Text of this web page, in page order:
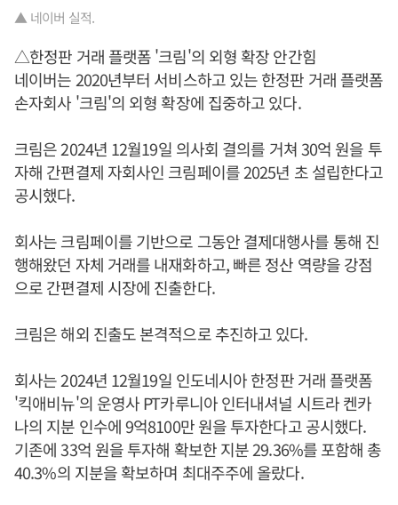
▲ 네이버 실적.
△한정판 거래 플랫폼 '크림'의 외형 확장 안간힘
네이버는 2020년부터 서비스하고 있는 한정판 거래 플랫폼
손자회사 '크림'의 외형 확장에 집중하고 있다.
크림은 2024년 12월19일 의사회 결의를 거쳐 30억 원을 투
자해 간편결제 자회사인 크림페이를 2025년 초 설립한다고
공시했다.
회사는 크림페이를 기반으로 그동안 결제대행사를 통해 진
행해왔던 자체 거래를 내재화하고, 빠른 정산 역량을 강점
으로 간편결제 시장에 진출한다.
크림은 해외 진출도 본격적으로 추진하고 있다.
회사는 2024년 12월19일 인도네시아 한정판 거래 플랫폼
'킥애비뉴'의 운영사 PT카루니아 인터내셔널 시트라 켄카
나의 지분 인수에 9억8100만 원을 투자한다고 공시했다.
기존에 33억 원을 투자해 확보한 지분 29.36%를 포함해 총
40.3%의 지분을 확보하며 최대주주에 올랐다.